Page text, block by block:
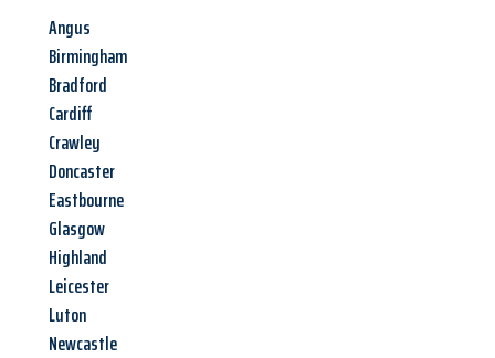
Angus
Birmingham
Bradford
Cardiff
Crawley
Doncaster
Eastbourne
Glasgow
Highland
Leicester
Luton
Newcastle